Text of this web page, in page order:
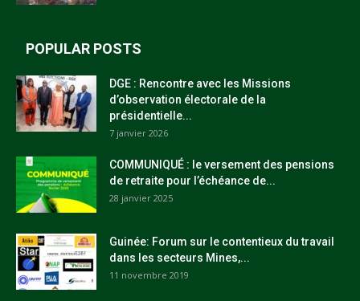
POPULAR POSTS
DGE : Rencontre avec les Missions
d’observation électorale de la
présidentielle...
7 janvier 2026
COMMUNIQUÉ : le versement des pensions
de retraite pour l’échéance de...
28 janvier 2025
Guinée: Forum sur le contentieux du travail
dans les secteurs Mines,...
11 novembre 2019